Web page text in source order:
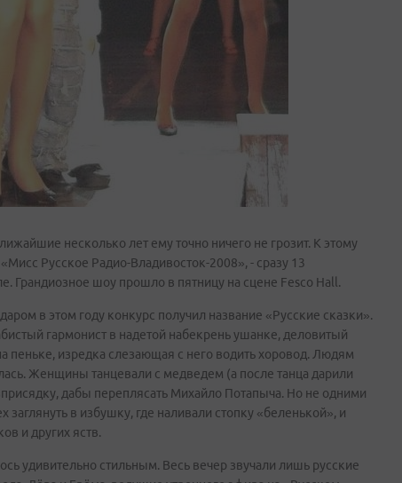
несколько лет ему точно ничего не грозит. К этому
Русское Радио-Владивосток-2008», - сразу 13
Грандиозное шоу прошло в пятницу на сцене Fesco Нall.
в этом году конкурс получил название «Русские сказки».
гармонист в надетой набекрень ушанке, деловитый
изредка слезающая с него водить хоровод. Людям
Женщины танцевали с медведем (а после танца дарили
дабы переплясать Михайло Потапыча. Но не одними
в избушку, где наливали стопку «беленькой», и
и других яств.
удивительно стильным. Весь вечер звучали лишь русские